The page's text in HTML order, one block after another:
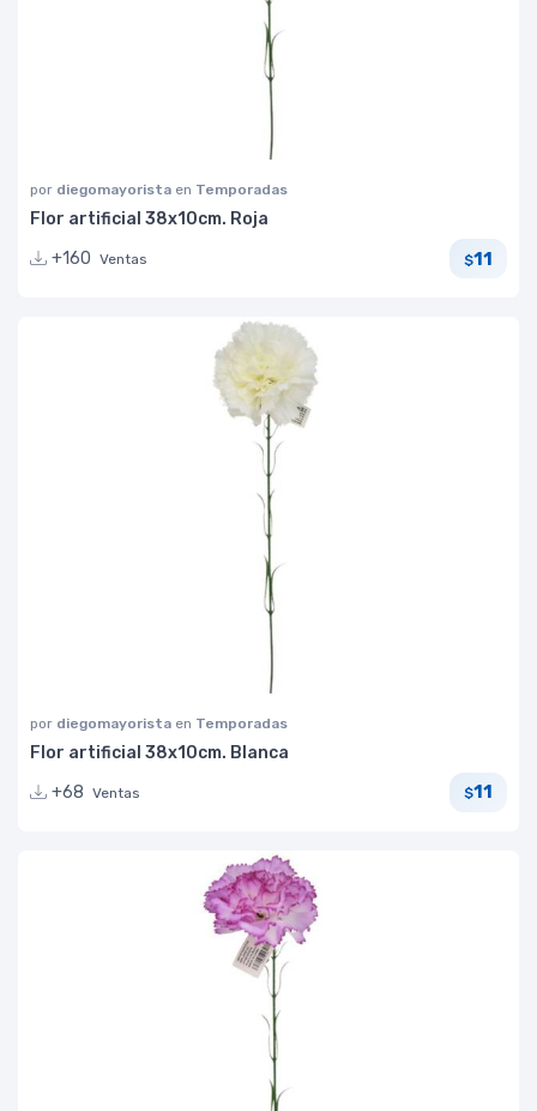
por diegomayorista en Temporadas
Flor artificial 38x10cm. Roja
+160 Ventas $11
por diegomayorista en Temporadas
Flor artificial 38x10cm. Blanca
+68 Ventas $11